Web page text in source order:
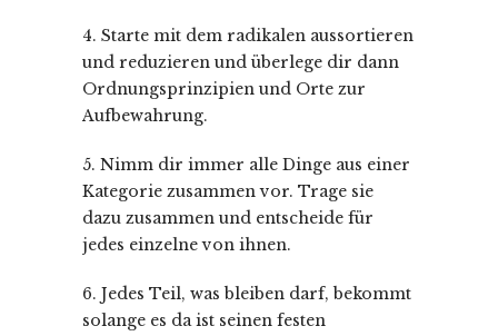
4. Starte mit dem radikalen aussortieren
und reduzieren und überlege dir dann
Ordnungsprinzipien und Orte zur
Aufbewahrung.
5. Nimm dir immer alle Dinge aus einer
Kategorie zusammen vor. Trage sie
dazu zusammen und entscheide für
jedes einzelne von ihnen.
6. Jedes Teil, was bleiben darf, bekommt
solange es da ist seinen festen